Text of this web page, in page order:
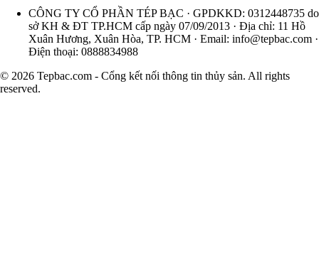
CÔNG TY CỔ PHẦN TÉP BẠC · GPDKKD: 0312448735 do
sở KH & ĐT TP.HCM cấp ngày 07/09/2013 · Địa chỉ: 11 Hồ
Xuân Hương, Xuân Hòa, TP. HCM · Email: info@tepbac.com ·
Điện thoại: 0888834988
© 2026 Tepbac.com - Cổng kết nối thông tin thủy sản. All rights
reserved.